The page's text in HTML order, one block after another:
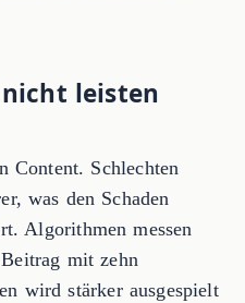
leisten
Content. Schlechten
was den Schaden
Algorithmen messen
mit zehn
wird stärker ausgespielt